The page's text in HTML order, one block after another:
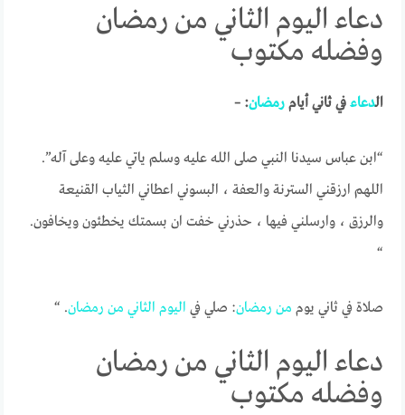
دعاء اليوم الثاني من رمضان
وفضله مكتوب
الدعاء في ثاني أيامرمضان: –
“ابن عباس سيدنا النبي صلى الله عليه وسلم ياتي عليه وعلى آله”.
اللهم ارزقني السترنة والعفة ، البسوني اعطاني الثياب القنيعة
والرزق ، وارسلني فيها ، حذرني خفت ان بسمتك يخطئون ويخافون.
“
صلاة في ثاني يوم من رمضان: صلي في اليوم الثاني من رمضان. “
دعاء اليوم الثاني من رمضان
وفضله مكتوب